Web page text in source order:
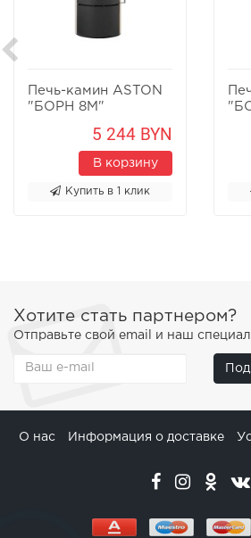
Печь-камин ASTON
"БОРН 8М"
5 244 BYN
В корзину
Купить в 1 клик
Хотите стать партнером?
Отправьте свой email и наш
О нас Информация о доставке